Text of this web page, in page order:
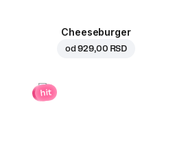
Cheeseburger
od929,00 RSD
hit